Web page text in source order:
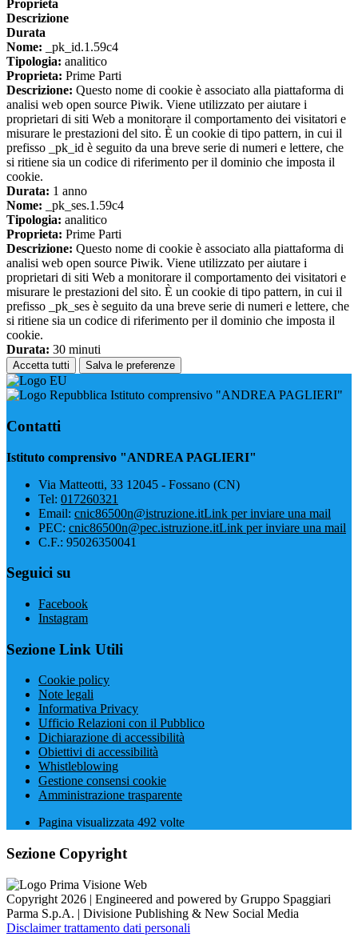
Proprieta
Descrizione
Durata
Nome: _pk_id.1.59c4
Tipologia: analitico
Proprieta: Prime Parti
Descrizione: Questo nome di cookie è associato alla piattaforma di
analisi web open source Piwik. Viene utilizzato per aiutare i
proprietari di siti Web a monitorare il comportamento dei visitatori e
misurare le prestazioni del sito. È un cookie di tipo pattern, in cui il
prefisso _pk_id è seguito da una breve serie di numeri e lettere, che
si ritiene sia un codice di riferimento per il dominio che imposta il
cookie.
Durata: 1 anno
Nome: _pk_ses.1.59c4
Tipologia: analitico
Proprieta: Prime Parti
Descrizione: Questo nome di cookie è associato alla piattaforma di
analisi web open source Piwik. Viene utilizzato per aiutare i
proprietari di siti Web a monitorare il comportamento dei visitatori e
misurare le prestazioni del sito. È un cookie di tipo pattern, in cui il
prefisso _pk_ses è seguito da una breve serie di numeri e lettere, che
si ritiene sia un codice di riferimento per il dominio che imposta il
cookie.
Durata: 30 minuti
Accetta tutti Salva le preferenze
Istituto comprensivo "ANDREA PAGLIERI"
Contatti
Istituto comprensivo "ANDREA PAGLIERI"
Via Matteotti, 33 12045 - Fossano (CN)
Tel: 017260321
Email: cnic86500n@istruzione.itLink per inviare una mail
PEC: cnic86500n@pec.istruzione.itLink per inviare una mail
C.F.: 95026350041
Seguici su
Facebook
Instagram
Sezione Link Utili
Cookie policy
Note legali
Informativa Privacy
Ufficio Relazioni con il Pubblico
Dichiarazione di accessibilità
Obiettivi di accessibilità
Whistleblowing
Gestione consensi cookie
Amministrazione trasparente
Pagina visualizzata 492 volte
Sezione Copyright
Copyright 2026 | Engineered and powered by Gruppo Spaggiari
Parma S.p.A. | Divisione Publishing & New Social Media
Disclaimer trattamento dati personali